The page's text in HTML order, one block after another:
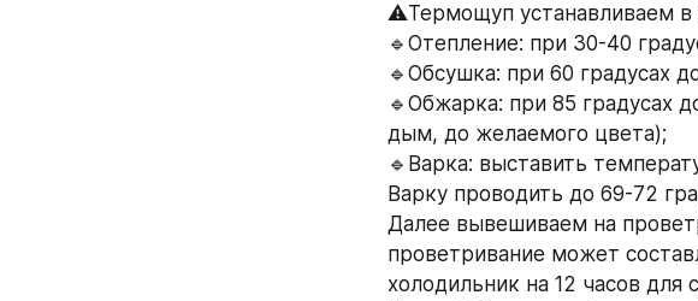
⚠️Термощуп устанавливаем в
🔹Отепление: при 30-40
🔹Обсушка: при 60 градусах
🔹Обжарка: при 85 градусах
дым, до желаемого цвета);
🔹Варка: выставить
Варку проводить до 69-72
Далее вывешиваем на
проветривание может
холодильник на 12 часов для